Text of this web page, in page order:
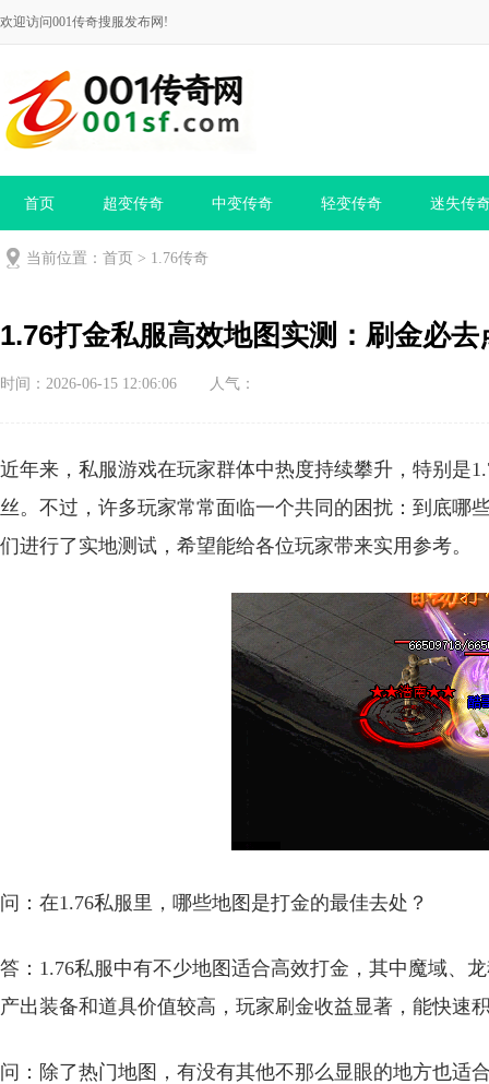
欢迎访问001传奇搜服发布网!
首页 超变传奇 中变传奇 轻变传奇 迷失传
当前位置： 首页 > 1.76传奇
1.76打金私服高效地图实测：刷金必去
时间：2026-06-15 12:06:06 人气：
近年来，私服游戏在玩家群体中热度持续攀升，特别是
丝。不过，许多玩家常常面临一个共同的困扰：到底哪
们进行了实地测试，希望能给各位玩家带来实用参考。
问：在1.76私服里，哪些地图是打金的最佳去处？
答：1.76私服中有不少地图适合高效打金，其中魔域、
产出装备和道具价值较高，玩家刷金收益显著，能快速
问：除了热门地图，有没有其他不那么显眼的地方也适